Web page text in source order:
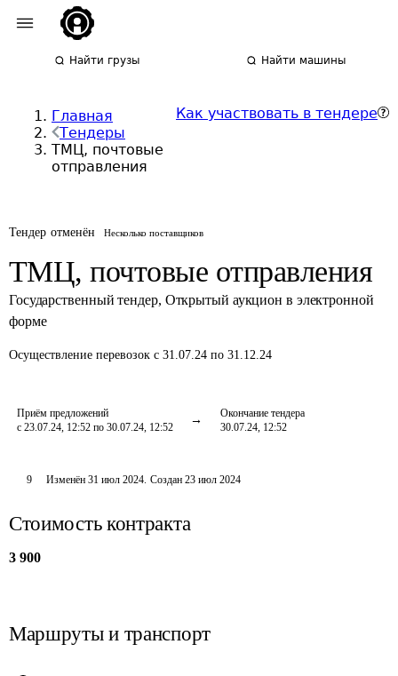
Найти грузы Найти машины
Главная
Тендеры
ТМЦ, почтовые
отправления
Как участвовать в тендере
Тендер отменён Несколько поставщиков
ТМЦ, почтовые отправления
Государственный тендер, Открытый аукцион в электронной
форме
Осуществление перевозок с 31.07.24 по 31.12.24
Приём предложений
с 23.07.24, 12:52 по 30.07.24, 12:52
Окончание тендера
30.07.24, 12:52
9 Изменён 31 июл 2024. Создан 23 июл 2024
Стоимость контракта
3 900
Маршруты и транспорт